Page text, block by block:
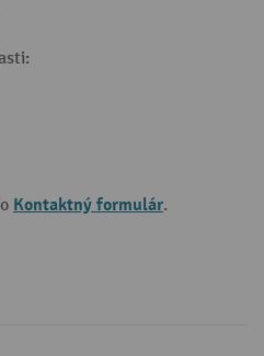
Kontaktný formulár.